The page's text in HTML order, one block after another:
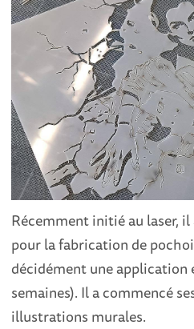
Récemment initié au laser,
pour la fabrication de
décidément une application
semaines). Il a commencé
illustrations murales.